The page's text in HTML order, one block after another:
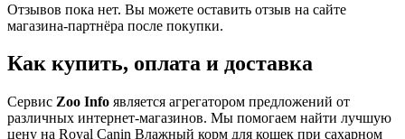
Отзывов пока нет. Вы можете оставить отзыв на сайте
магазина-партнёра после покупки.
Как купить, оплата и доставка
Сервис Zoo Info является агрегатором предложений от
различных интернет-магазинов. Мы помогаем найти лучшую
цену на Royal Canin Влажный корм для кошек при сахарном